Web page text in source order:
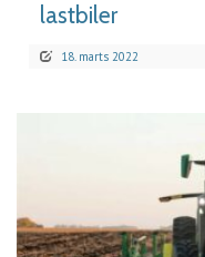
lastbiler
18. marts 2022